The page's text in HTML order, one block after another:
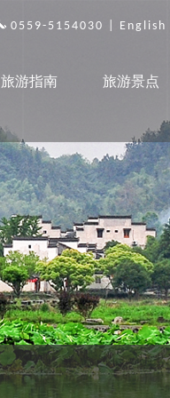
0559-5154030 | English
旅游指南 旅游景点